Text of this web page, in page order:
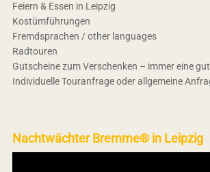
Feiern & Essen in Leipzig
Kostümführungen
Fremdsprachen / other languages
Radtouren
Gutscheine zum Verschenken – immer eine
Individuelle Touranfrage oder allgemeine
Nachtwächter Bremme® in Leipzig